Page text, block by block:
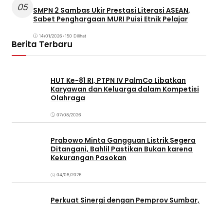
05 SMPN 2 Sambas Ukir Prestasi Literasi ASEAN,
Sabet Penghargaan MURI Puisi Etnik Pelajar
14/01/2026•150 Dilihat
Berita Terbaru
HUT Ke-81 RI, PTPN IV PalmCo Libatkan
Karyawan dan Keluarga dalam Kompetisi
Olahraga
07/08/2026
Prabowo Minta Gangguan Listrik Segera
Ditangani, Bahlil Pastikan Bukan karena
Kekurangan Pasokan
04/08/2026
Perkuat Sinergi dengan Pemprov Sumbar,